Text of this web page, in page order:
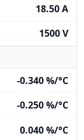
18.50 A
1500 V
-0.340 %/°C
-0.250 %/°C
0.040 %/°C